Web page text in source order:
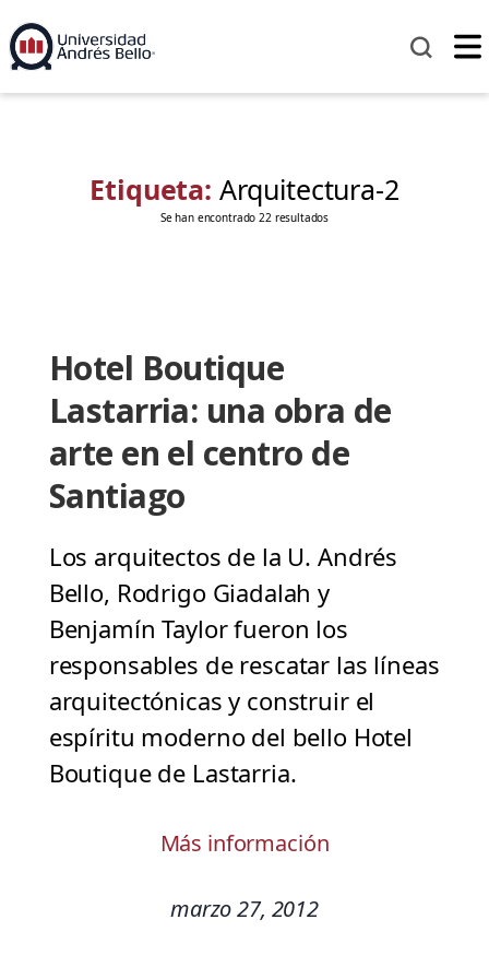
Etiqueta: Arquitectura-2
Se han encontrado 22 resultados
Hotel Boutique
Lastarria: una obra de
arte en el centro de
Santiago
Los arquitectos de la U. Andrés
Bello, Rodrigo Giadalah y
Benjamín Taylor fueron los
responsables de rescatar las líneas
arquitectónicas y construir el
espíritu moderno del bello Hotel
Boutique de Lastarria.
Más información
marzo 27, 2012